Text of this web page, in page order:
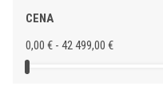
CENA
0,00 € - 42 499,00 €